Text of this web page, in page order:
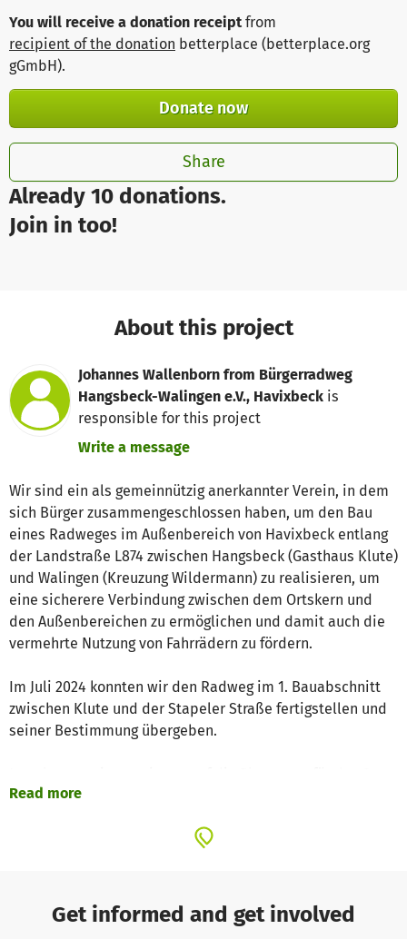
Already 10 donations.
Join in too!
You will receive a donation receipt from
recipient of the donation betterplace (betterplace.org
gGmbH).
Donate now
Share
About this project
Johannes Wallenborn from Bürgerradweg
Hangsbeck-Walingen e.V., Havixbeck is
responsible for this project
Write a message
Wir sind ein als gemeinnützig anerkannter Verein, in dem
sich Bürger zusammengeschlossen haben, um den Bau
eines Radweges im Außenbereich von Havixbeck entlang
der Landstraße L874 zwischen Hangsbeck (Gasthaus Klute)
und Walingen (Kreuzung Wildermann) zu realisieren, um
eine sicherere Verbindung zwischen dem Ortskern und
den Außenbereichen zu ermöglichen und damit auch die
vermehrte Nutzung von Fahrrädern zu fördern.
Im Juli 2024 konnten wir den Radweg im 1. Bauabschnitt
zwischen Klute und der Stapeler Straße fertigstellen und
seiner Bestimmung übergeben.
und 3. Bauabschnitt, die wir in diesem Jahr zum Abschluss
verschiedenen Grundstückseigentümern. Wir haben das
Jahr 2026 weitergeführt werden kann.
Read more
Get informed and get involved